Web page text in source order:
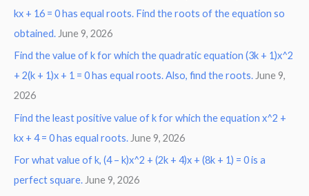
kx + 16 = 0 has equal roots. Find the roots of the equation so
obtained. June 9, 2026
Find the value of k for which the quadratic equation (3k + 1)x^2
+ 2(k + 1)x + 1 = 0 has equal roots. Also, find the roots. June 9,
2026
Find the least positive value of k for which the equation x^2 +
kx + 4 = 0 has equal roots. June 9, 2026
For what value of k, (4 – k)x^2 + (2k + 4)x + (8k + 1) = 0 is a
perfect square.June 9, 2026